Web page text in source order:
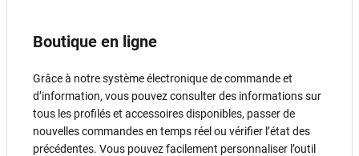
Boutique en ligne
Grâce à notre système électronique de commande et
d’information, vous pouvez consulter des informations sur
tous les profilés et accessoires disponibles, passer de
nouvelles commandes en temps réel ou vérifier l’état des
précédentes. Vous pouvez facilement personnaliser l’outil